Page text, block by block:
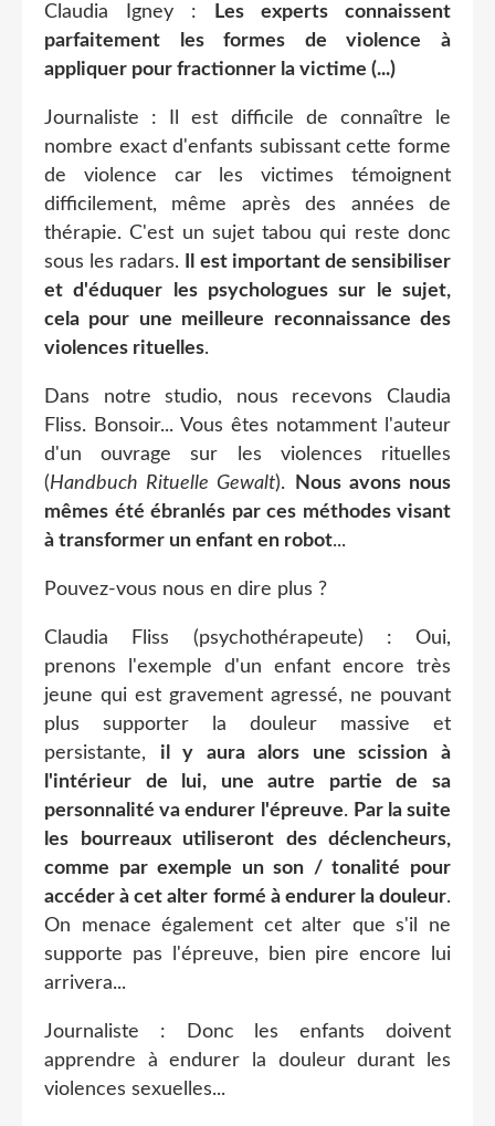
Claudia Igney :
Les experts connaissent
parfaitement les formes de violence à
appliquer pour fractionner la victime (...)
Journaliste : Il est difficile de connaître le
nombre exact d'enfants subissant cette forme
de violence car les victimes témoignent
difficilement, même après des années de
thérapie. C'est un sujet tabou qui reste donc
sous les radars.
Il est important de sensibiliser
et d'éduquer les psychologues sur le sujet,
cela pour une meilleure reconnaissance des
violences rituelles.
Dans notre studio, nous recevons Claudia
Fliss. Bonsoir... Vous êtes notamment l'auteur
d'un ouvrage sur les violences rituelles
(Handbuch Rituelle Gewalt).
Nous avons nous
mêmes été ébranlés par ces méthodes visant
à transformer un enfant en robot...
Pouvez-vous nous en dire plus ?
Claudia Fliss (psychothérapeute) : Oui,
prenons l'exemple d'un enfant encore très
jeune qui est gravement agressé, ne pouvant
plus supporter la douleur massive et
persistante, il y aura alors une scission à
l'intérieur de lui, une autre partie de sa
personnalité va endurer l'épreuve. Par la suite
les bourreaux utiliseront des déclencheurs,
comme par exemple un son / tonalité pour
accéder à cet alter formé à endurer la douleur.
On menace également cet alter que s'il ne
supporte pas l'épreuve, bien pire encore lui
arrivera...
Journaliste : Donc les enfants doivent
apprendre à endurer la douleur durant les
violences sexuelles...